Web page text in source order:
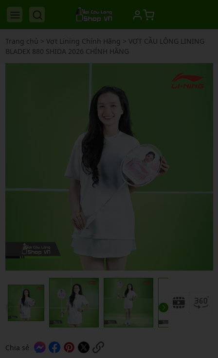
Trang chủ > Vợt Lining Chính Hãng > VỢT CẦU LÔNG LINING
BLADEX 880 SHIDA 2026 CHÍNH HÃNG
Chia sẻ